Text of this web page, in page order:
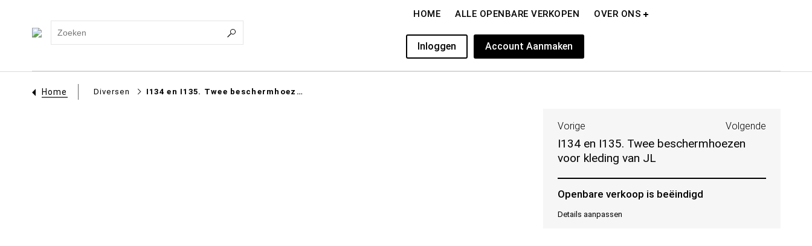
HOME ALLE OPENBARE VERKOPEN OVER ONS
Inloggen Account Aanmaken
Home Diversen I134 en I135. Twee beschermhoezen voor kleding van JL
Vorige Volgende
I134 en I135. Twee beschermhoezen
voor kleding van JL
Openbare verkoop is beëindigd
Details aanpassen